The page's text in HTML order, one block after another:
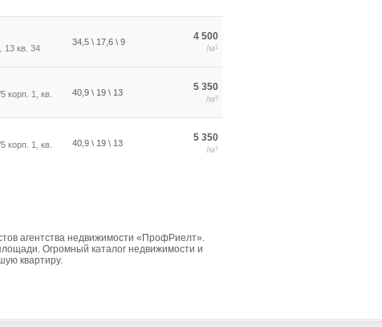
13 кв. 34
34,5 \ 17,6 \ 9 4 500
/м²
корп. 1, кв.
40,9 \ 19 \ 13 5 350
/м²
корп. 1, кв.
40,9 \ 19 \ 13 5 350
/м²
агентства недвижимости «ПрофРиелт».
Огромный каталог недвижимости и
квартиру.